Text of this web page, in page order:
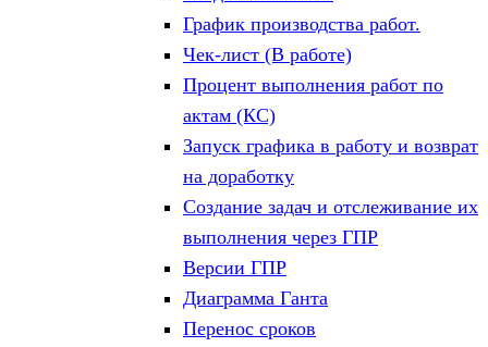
График производства работ.
Чек-лист (В работе)
Процент выполнения работ по
актам (КС)
Запуск графика в работу и возврат
на доработку
Создание задач и отслеживание их
выполнения через ГПР
Версии ГПР
Диаграмма Ганта
Перенос сроков